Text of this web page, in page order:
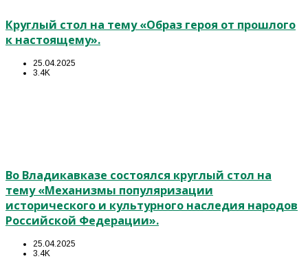
Круглый стол на тему «Образ героя от прошлого
к настоящему».
25.04.2025
3.4K
Во Владикавказе состоялся круглый стол на
тему «Механизмы популяризации
исторического и культурного наследия народов
Российской Федерации».
25.04.2025
3.4K